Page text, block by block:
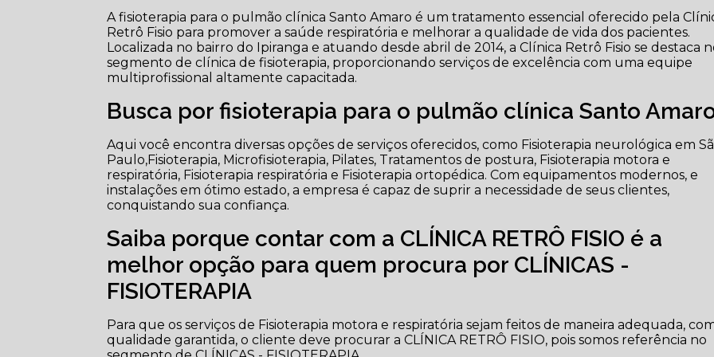
A fisioterapia para o pulmão clínica Santo Amaro é um tratamento essencial oferecido pela
Retrô Fisio para promover a saúde respiratória e melhorar a qualidade de vida dos pacientes.
Localizada no bairro do Ipiranga e atuando desde abril de 2014, a Clínica Retrô Fisio se destaca
segmento de clínica de fisioterapia, proporcionando serviços de excelência com uma equipe
multiprofissional altamente capacitada.
Busca por fisioterapia para o pulmão clínica Santo
Aqui você encontra diversas opções de serviços oferecidos, como Fisioterapia neurológica em
Paulo,Fisioterapia, Microfisioterapia, Pilates, Tratamentos de postura, Fisioterapia motora e
respiratória, Fisioterapia respiratória e Fisioterapia ortopédica. Com equipamentos modernos, e
instalações em ótimo estado, a empresa é capaz de suprir a necessidade de seus clientes,
conquistando sua confiança.
Saiba porque contar com a CLÍNICA RETRÔ FISIO é a
melhor opção para quem procura por CLÍNICAS -
FISIOTERAPIA
Para que os serviços de Fisioterapia motora e respiratória sejam feitos de maneira adequada,
qualidade garantida, o cliente deve procurar a CLÍNICA RETRÔ FISIO, pois somos referência no